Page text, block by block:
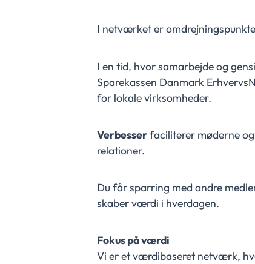
I netværket er
I en tid, hvor samarbejde og
Sparekassen Danmark
for lokale virksomheder.
Verbesserfaciliterer møderne
relationer.
Du får sparring med andre
skaber værdi i hverdagen.
Fokus på værdi
Vi er et værdibaseret netværk,